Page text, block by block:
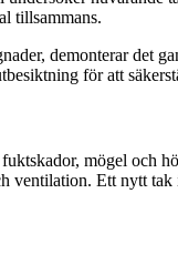
tillsammans.
demonterar det
för att
mögel och
ventilation. Ett nytt tak